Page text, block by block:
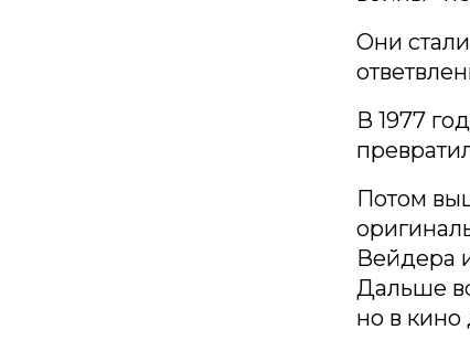
Они
В 1977
Потом
Вейдера
Дальше
но в кино